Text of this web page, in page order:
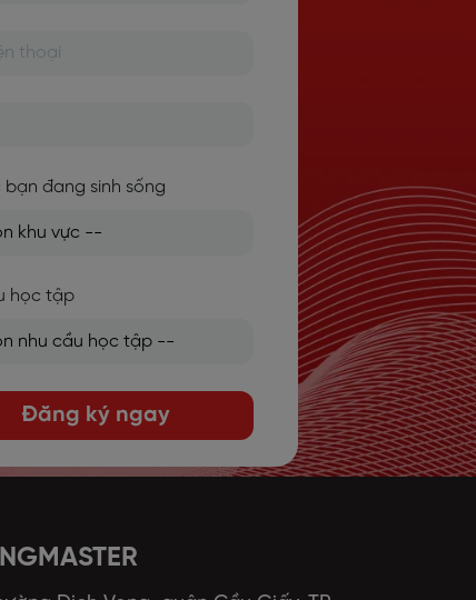
bạn đang sinh sống
học tập
Đăng ký ngay